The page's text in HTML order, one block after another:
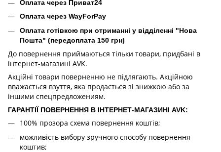
Оплата через Приват24
Оплата через WayForPay
Оплата готівкою при отриманні у відділенні "Нова
Пошта" (передоплата 150 грн)
До повернення приймаються тільки товари, придбані в
інтернет-магазині AVK.
Акційні товари поверненню не підлягають. Акційною
вважається взуття, яка продається зі знижкою або за
іншими спецпредложениям.
ГАРАНТІЇ ПОВЕРНЕННЯ В ІНТЕРНЕТ-МАГАЗИНІ AVK:
100% прозора схема повернення коштів;
можливість вибору зручного способу повернення
коштив;